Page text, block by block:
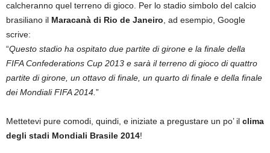
calcheranno quel terreno di gioco. Per lo stadio simbolo del calcio
brasiliano il Maracanà di Rio de Janeiro, ad esempio, Google
scrive:
“Questo stadio ha ospitato due partite di girone e la finale della
FIFA Confederations Cup 2013 e sarà il terreno di gioco di quattro
partite di girone, un ottavo di finale, un quarto di finale e della finale
dei Mondiali FIFA 2014.”
Mettetevi pure comodi, quindi, e iniziate a pregustare un po’ il clima
degli stadi Mondiali Brasile 2014!